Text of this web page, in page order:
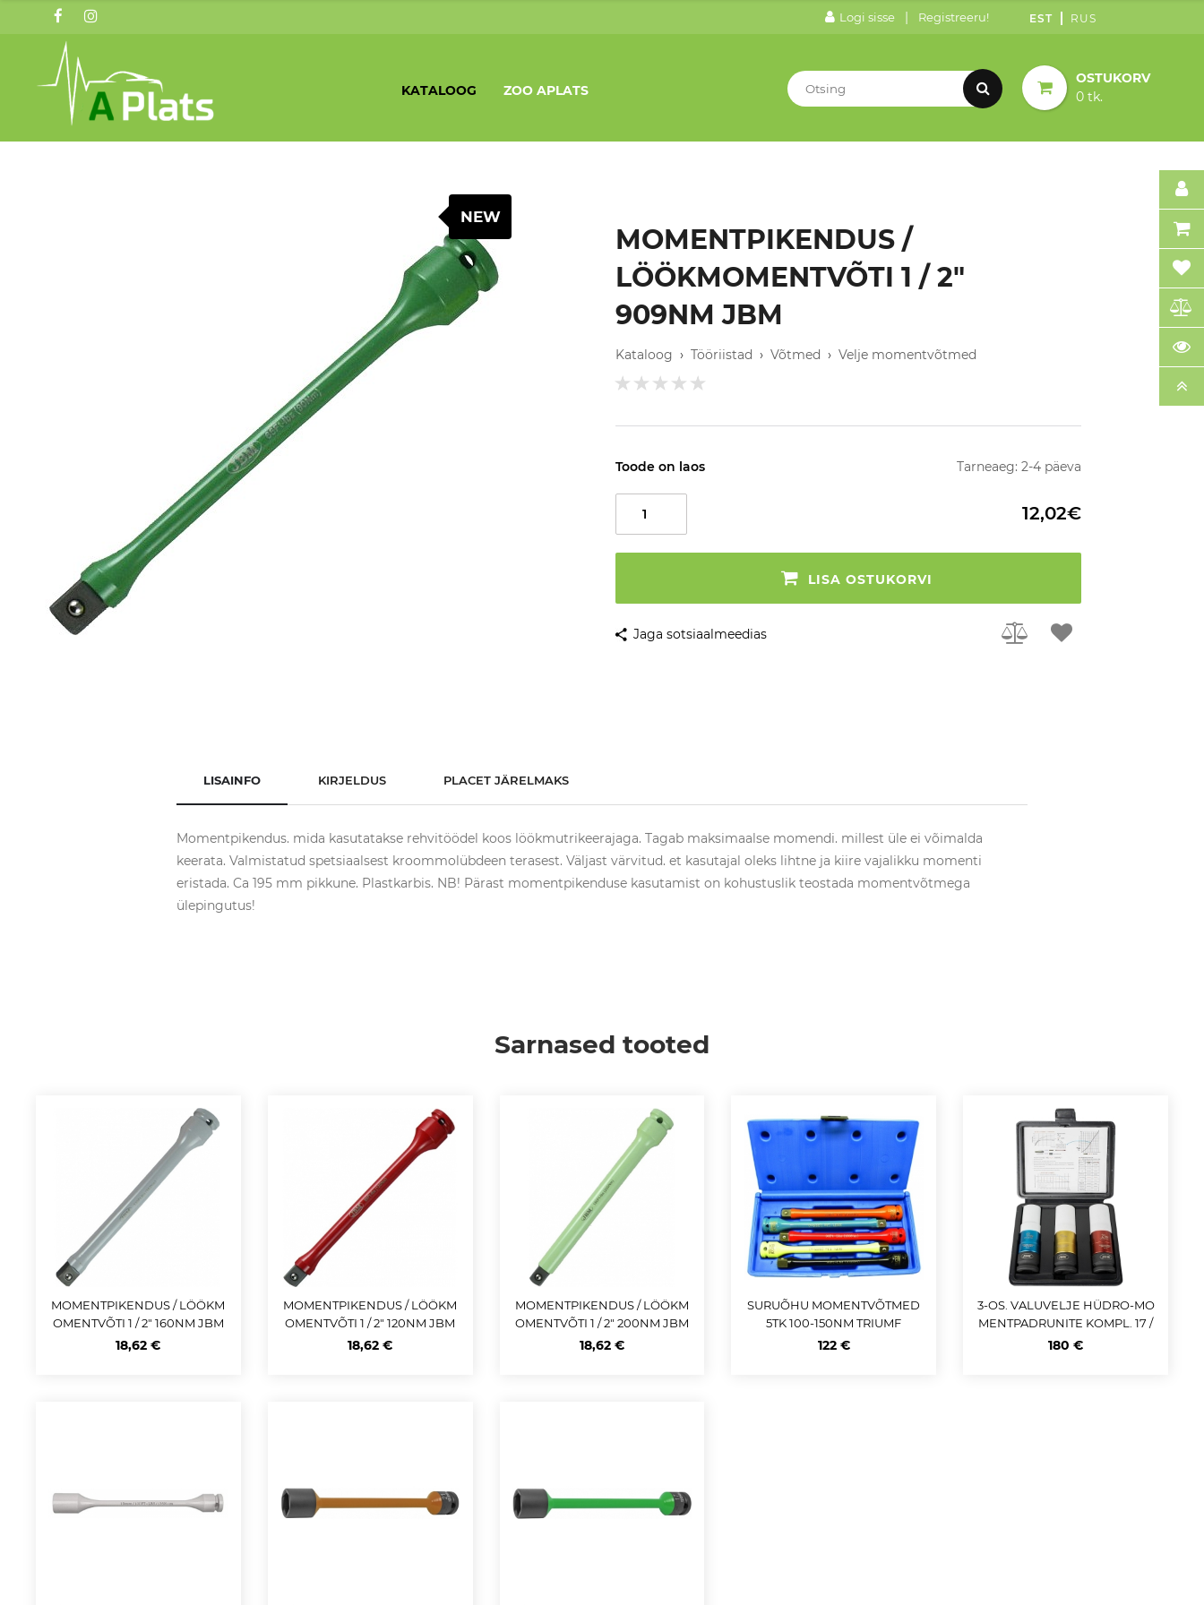
Logi sisse | Registreeru! EST RUS
KATALOOG ZOO APLATS
OSTUKORV
0 tk.
NEW
MOMENTPIKENDUS /
LÖÖKMOMENTVÕTI 1 / 2"
909NM JBM
Kataloog › Tööriistad › Võtmed › Velje momentvõtmed
Toode on laos Tarneaeg: 2-4 päeva
12,02€
LISA OSTUKORVI
Jaga sotsiaalmeedias
LISAINFO KIRJELDUS PLACET JÄRELMAKS
Momentpikendus. mida kasutatakse rehvitöödel koos löökmutrikeerajaga. Tagab maksimaalse momendi. millest üle ei võimalda
keerata. Valmistatud spetsiaalsest kroommolübdeen terasest. Väljast värvitud. et kasutajal oleks lihtne ja kiire vajalikku momenti
eristada. Ca 195 mm pikkune. Plastkarbis. NB! Pärast momentpikenduse kasutamist on kohustuslik teostada momentvõtmega
ülepingutus!
Sarnased tooted
MOMENTPIKENDUS / LÖÖKM
OMENTVÕTI 1 / 2" 160NM JBM
18,62 €
MOMENTPIKENDUS / LÖÖKM
OMENTVÕTI 1 / 2" 120NM JBM
18,62 €
MOMENTPIKENDUS / LÖÖKM
OMENTVÕTI 1 / 2" 200NM JBM
18,62 €
SURUÕHU MOMENTVÕTMED
5TK 100-150NM TRIUMF
122 €
3-OS. VALUVELJE HÜDRO-MO
MENTPADRUNITE KOMPL. 17 /
19 / 21MM (MAX 115NM) JBM
180 €